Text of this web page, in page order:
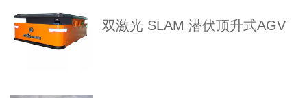
双激光 SLAM 潜伏顶升式AGV